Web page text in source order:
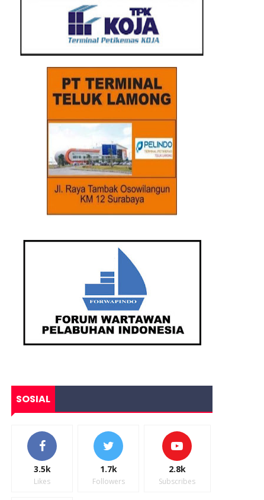
SOSIAL
3.5k
Likes
1.7k
Followers
2.8k
Subscribes